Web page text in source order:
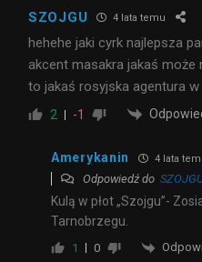
SZOJGU 4 lata temu
hehehe jaki cyrk najlepsza
akcent masakra jakaś
to jakaś rosyjska agentura
2 -1
Amerykanin 4 lata
Odpowiedź do
Kulą w płot „Szojgu”-
Tarnobrzegu.
1 0